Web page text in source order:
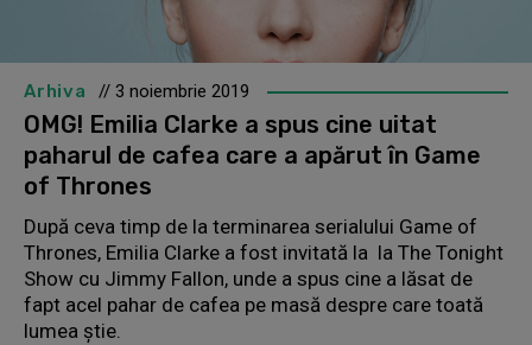
Arhiva // 3 noiembrie 2019
OMG! Emilia Clarke a spus cine uitat
paharul de cafea care a apărut în Game
of Thrones
După ceva timp de la terminarea serialului Game of
Thrones, Emilia Clarke a fost invitată la la The Tonight
Show cu Jimmy Fallon, unde a spus cine a lăsat de
fapt acel pahar de cafea pe masă despre care toată
lumea știe.